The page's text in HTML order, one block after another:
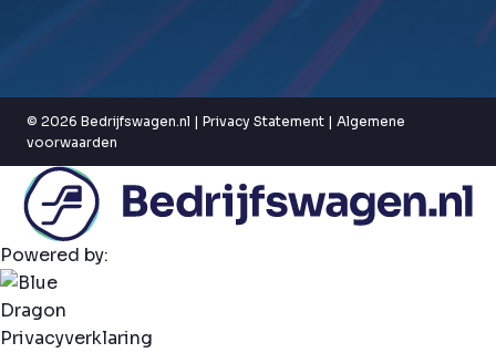
© 2026 Bedrijfswagen.nl | Privacy Statement | Algemene
voorwaarden
Powered by:
Privacyverklaring